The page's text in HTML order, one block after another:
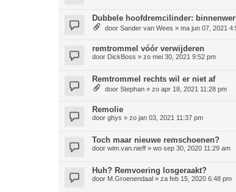
Dubbele hoofdremcilinder:
door Sander van Wees » ma jun 07, 2021
remtrommel vóór verwijderen
door DickBoss » zo mei 30, 2021 9:52 pm
Remtrommel rechts wil er niet af
door Stephan » zo apr 18, 2021 11:28 pm
Remolie
door ghys » zo jan 03, 2021 11:37 pm
Toch maar nieuwe remschoenen?
door wim.van.nieff » wo sep 30, 2020 11:29 am
Huh? Remvoering losgeraakt?
door M.Groenendaal » za feb 15, 2020 6:48 pm